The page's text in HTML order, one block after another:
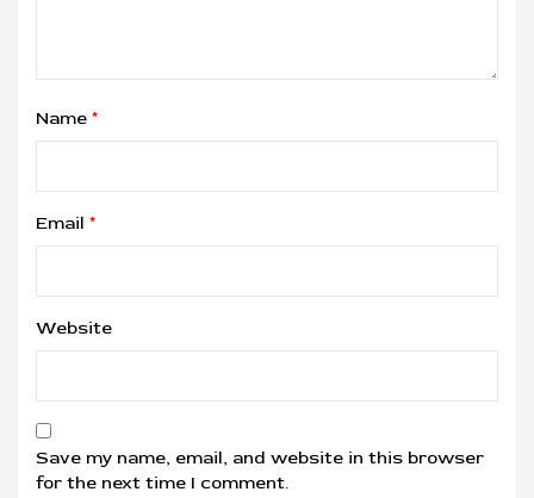
Name *
Email *
Website
Save my name, email, and website in this browser
for the next time I comment.